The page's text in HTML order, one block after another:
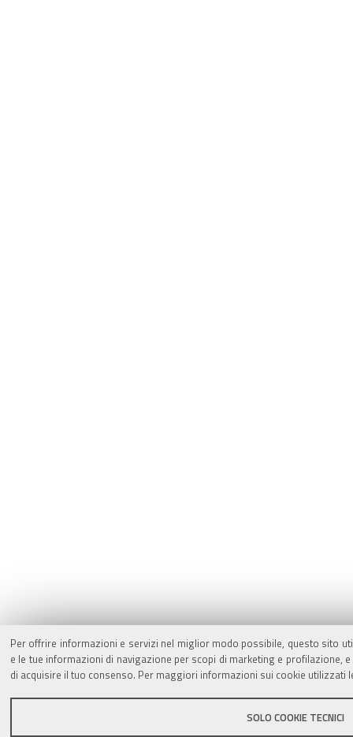
Per offrire informazioni e servizi nel miglior modo possibile, questo sito
e le tue informazioni di navigazione per scopi di marketing e
di acquisire il tuo consenso. Per maggiori informazioni sui cookie utilizzati
SOLO COOKIE TECNICI